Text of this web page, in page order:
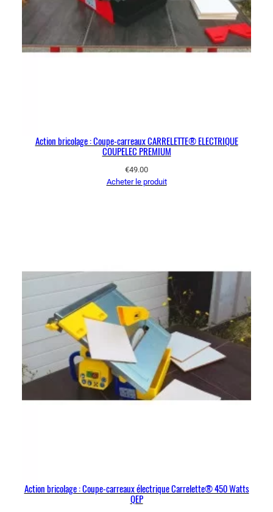
Action bricolage : Coupe-carreaux CARRELETTE® ELECTRIQUE
COUPELEC PREMIUM
€49.00
Acheter le produit
Action bricolage : Coupe-carreaux électrique Carrelette® 450 Watts
QEP